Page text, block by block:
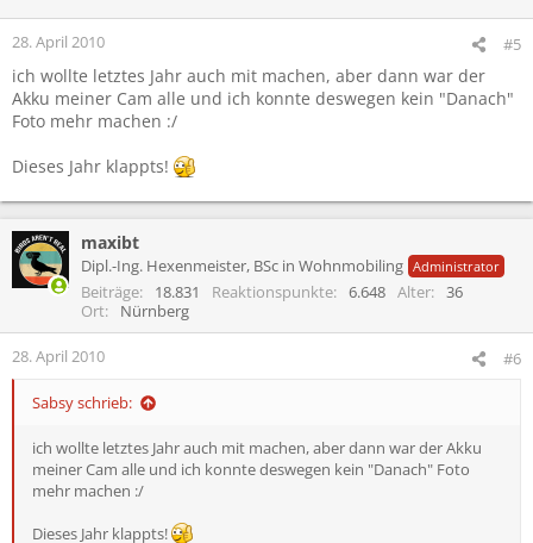
28. April 2010 #5
ich wollte letztes Jahr auch mit machen, aber dann war der
Akku meiner Cam alle und ich konnte deswegen kein "Danach"
Foto mehr machen :/
Dieses Jahr klappts!
maxibt
Dipl.-Ing. Hexenmeister, BSc in Wohnmobiling Administrator
Beiträge 18.831 Reaktionspunkte 6.648 Alter
36
Ort
Nürnberg
28. April 2010 #6
Sabsy schrieb:
ich wollte letztes Jahr auch mit machen, aber dann war der Akku
meiner Cam alle und ich konnte deswegen kein "Danach" Foto
mehr machen :/
Dieses Jahr klappts!